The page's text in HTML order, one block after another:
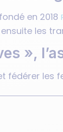
en 2018
les
»,
fédérer les